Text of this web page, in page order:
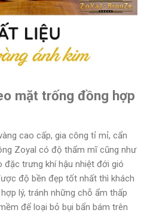
mặt trống đồng hợp
cao cấp, gia công tỉ mỉ, cẩn
Zoyal có độ thẩm mĩ cũng như
đặc trưng khí hậu nhiệt đới gió
độ bền đẹp tốt nhất thì khách
lý, tránh những chỗ ẩm thấp
để loại bỏ bụi bẩn bám trên